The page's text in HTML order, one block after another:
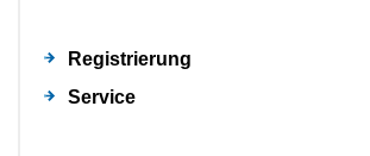
Registrierung
Service